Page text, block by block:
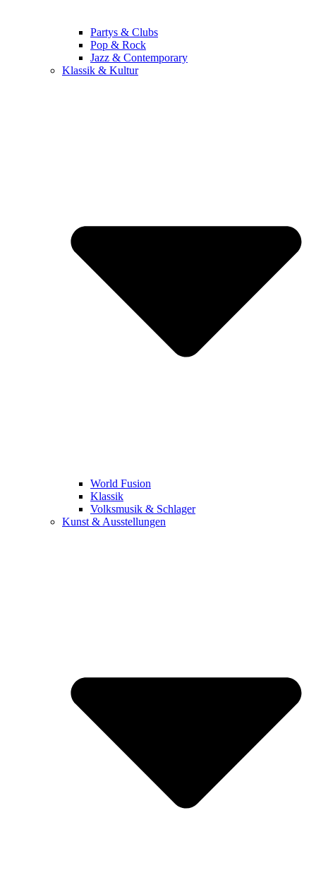
Partys & Clubs
Pop & Rock
Jazz & Contemporary
Klassik & Kultur
World Fusion
Klassik
Volksmusik & Schlager
Kunst & Ausstellungen